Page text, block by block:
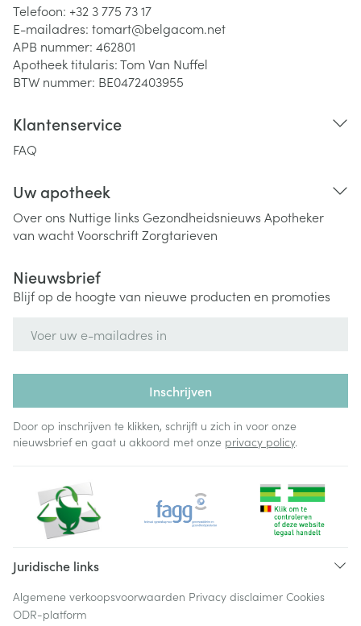
Telefoon: +32 3 775 73 17
E-mailadres: tomart@belgacom.net
APB nummer: 462801
Apotheek titularis:Tom Van Nuffel
BTW nummer: BE0472403955
Klantenservice
FAQ
Uw apotheek
Over ons Nuttige links Gezondheidsnieuws Apotheker
van wachtVoorschriftZorgtarieven
Nieuwsbrief
Blijf op de hoogte van nieuwe producten en promoties
Inschrijven
Door op inschrijven te klikken, schrijft u zich in voor onze
nieuwsbrief en gaat u akkoord met onze privacy policy.
Juridische links
Algemene verkoopsvoorwaarden Privacy disclaimer Cookies
ODR-platform